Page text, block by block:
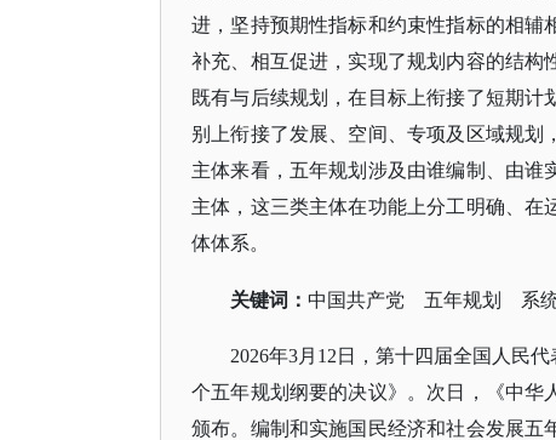
进，坚持预期性指标和约束性指标的相辅
补充、相互促进，实现了规划内容的结构
既有与后续规划，在目标上衔接了短期
别上衔接了发展、空间、专项及区域规划
主体来看，五年规划涉及由谁编制、由
主体，这三类主体在功能上分工明确、
体体系。
关键词： 中国共产党 五年规划 系
2026年3月12日，第十四届全国人民
个五年规划纲要的决议》。次日，《中华
颁布。编制和实施国民经济和社会发展五